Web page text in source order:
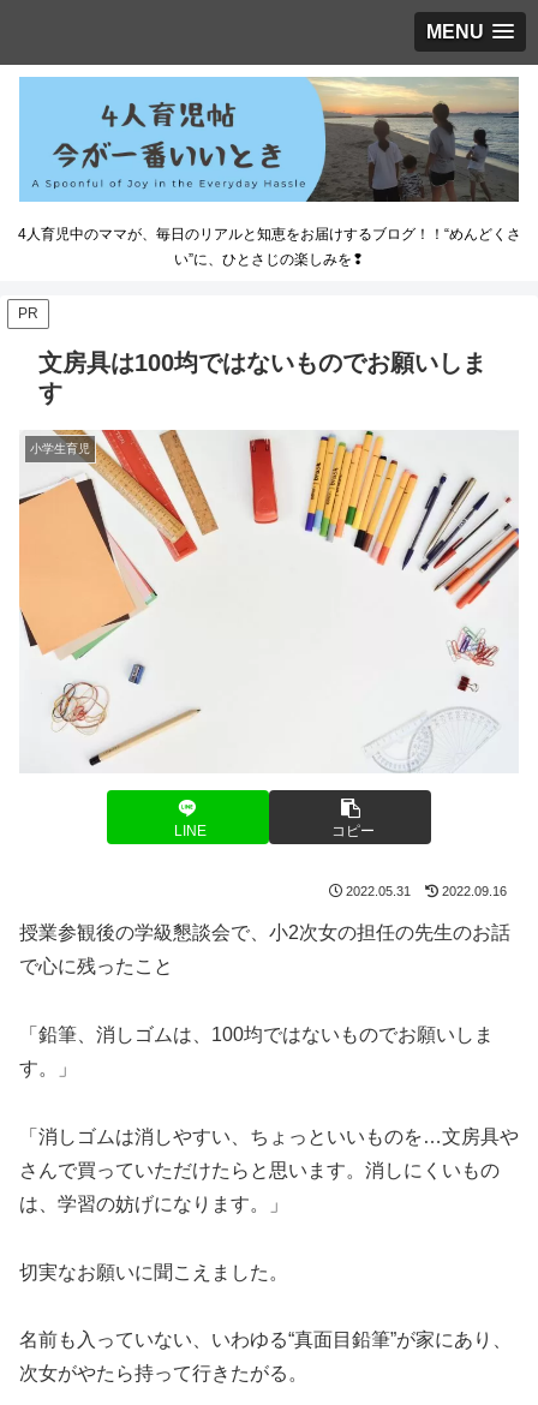
MENU
4人育児中のママが、毎日のリアルと知恵をお届けするブログ！！“めんどくさ
い”に、ひとさじの楽しみを❢
PR
文房具は100均ではないものでお願いしま
す
小学生育児
LINE コピー
2022.05.31 2022.09.16
授業参観後の学級懇談会で、小2次女の担任の先生のお話
で心に残ったこと
「鉛筆、消しゴムは、100均ではないものでお願いしま
す。」
「消しゴムは消しやすい、ちょっといいものを…文房具や
さんで買っていただけたらと思います。消しにくいもの
は、学習の妨げになります。」
切実なお願いに聞こえました。
名前も入っていない、いわゆる“真面目鉛筆”が家にあり、
次女がやたら持って行きたがる。